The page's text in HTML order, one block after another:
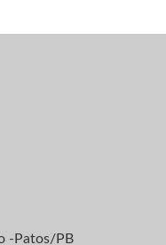
-Patos/PB